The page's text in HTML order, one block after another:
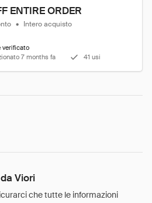
ENTIRE ORDER
• Intero acquisto
verificato
7 months fa
41 usi
Viori
che tutte le informazioni